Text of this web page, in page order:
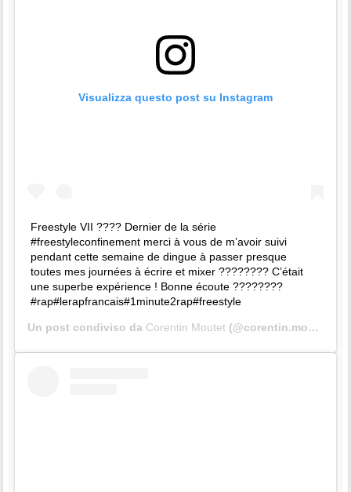
Visualizza questo post su Instagram
Freestyle VII ???? Dernier de la série
#freestyleconfinement merci à vous de m’avoir suivi
pendant cette semaine de dingue à passer presque
toutes mes journées à écrire et mixer ???????? C’était
une superbe expérience ! Bonne écoute ????????
#rap#lerapfrancais#1minute2rap#freestyle
Un post condiviso da Corentin Moutet (@corentin.moutet) in data: